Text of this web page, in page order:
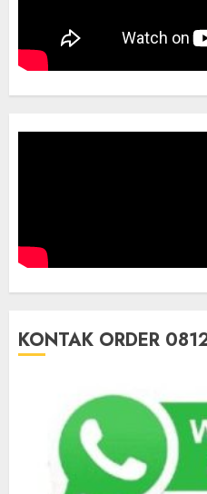
KONTAK ORDER